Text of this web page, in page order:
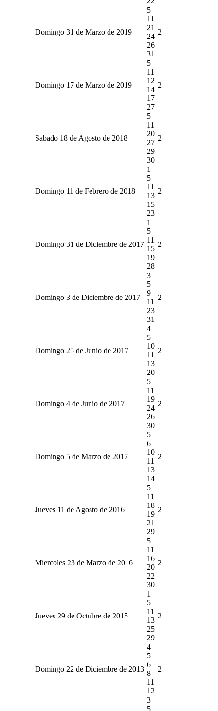
Domingo 31 de Marzo de 2019
5
11
21
24
26
31
2
Domingo 17 de Marzo de 2019
5
11
12
14
17
27
2
Sabado 18 de Agosto de 2018
5
11
20
27
29
30
2
Domingo 11 de Febrero de 2018
1
5
11
13
15
23
2
Domingo 31 de Diciembre de 2017
1
5
11
15
19
28
2
Domingo 3 de Diciembre de 2017
3
5
9
11
23
31
2
Domingo 25 de Junio de 2017
4
5
10
11
13
20
2
Domingo 4 de Junio de 2017
5
11
19
24
26
30
2
Domingo 5 de Marzo de 2017
5
6
10
11
13
14
2
Jueves 11 de Agosto de 2016
5
11
18
19
21
29
2
Miercoles 23 de Marzo de 2016
5
11
16
20
22
30
2
Jueves 29 de Octubre de 2015
1
5
11
13
25
29
2
Domingo 22 de Diciembre de 2013
4
5
6
8
11
12
2
3
5